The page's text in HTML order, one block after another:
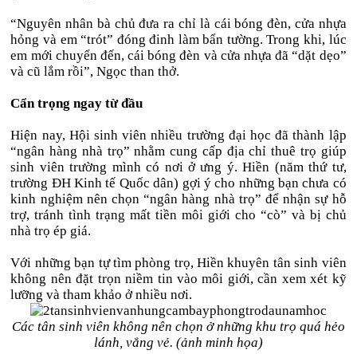
“Nguyên nhân bà chủ đưa ra chỉ là cái bóng đèn, cửa nhựa
hỏng và em “trót” đóng đinh làm bẩn tường. Trong khi, lúc
em mới chuyển đến, cái bóng đèn và cửa nhựa đã “dặt dẹo”
và cũ lắm rồi”, Ngọc than thở.
Cẩn trọng ngay từ đầu
Hiện nay, Hội sinh viên nhiều trường đại học đã thành lập
“ngân hàng nhà trọ” nhằm cung cấp địa chỉ thuê trọ giúp
sinh viên trường mình có nơi ở ưng ý. Hiền (năm thứ tư,
trường ĐH Kinh tế Quốc dân) gợi ý cho những bạn chưa có
kinh nghiệm nên chọn “ngân hàng nhà trọ” để nhận sự hỗ
trợ, tránh tình trạng mất tiền môi giới cho “cò” và bị chủ
nhà trọ ép giá.
Với những bạn tự tìm phòng trọ, Hiền khuyên tân sinh viên
không nên đặt trọn niềm tin vào môi giới, cần xem xét kỹ
lưỡng và tham khảo ở nhiều nơi.
Các tân sinh viên không nên chọn ở những khu trọ quá hẻo
lánh, vắng vẻ. (ảnh minh họa)